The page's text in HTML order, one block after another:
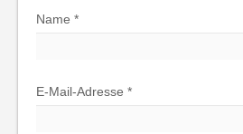
Name *
E-Mail-Adresse *